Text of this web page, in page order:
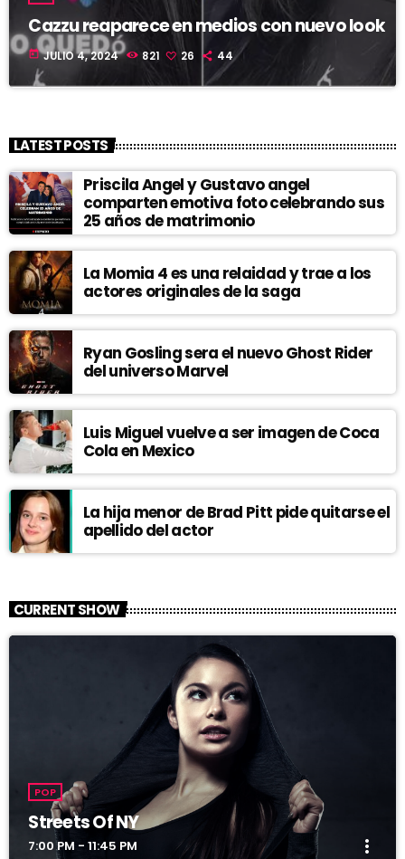
Cazzu reaparece en medios con nuevo look
today JULIO 4, 2024 821 26 44
LATEST POSTS
Priscila Angel y Gustavo angel
comparten emotiva foto celebrando sus
25 años de matrimonio
La Momia 4 es una relaidad y trae a los
actores originales de la saga
Ryan Gosling sera el nuevo Ghost Rider
del universo Marvel
Luis Miguel vuelve a ser imagen de Coca
Cola en Mexico
La hija menor de Brad Pitt pide quitarse el
apellido del actor
CURRENT SHOW
POP
Streets Of NY
7:00 PM - 11:45 PM more_vert